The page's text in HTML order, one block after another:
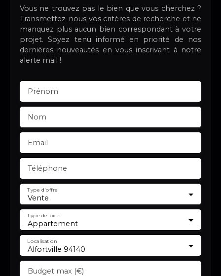
Vous ne trouvez pas le bien que vous cherchez ?
Transmettez-nous vos critères de recherche et ne
manquez plus aucun bien correspondant à votre
projet. Soyez tenu informé en priorité de nos
dernières nouveautés en vous inscrivant à notre
alerte mail !
Prénom
Nom
Email
Téléphone
Vente
Type d'offre
Appartement
Type de bien
Alfortville 94140
Localisation
Budget max (€)